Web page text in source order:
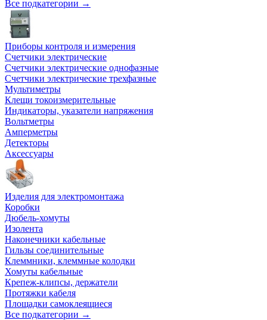
Все подкатегории →
Приборы контроля и измерения
Счетчики электрические
Счетчики электрические однофазные
Счетчики электрические трехфазные
Мультиметры
Клещи токоизмерительные
Индикаторы, указатели напряжения
Вольтметры
Амперметры
Детекторы
Аксессуары
Изделия для электромонтажа
Коробки
Дюбель-хомуты
Изолента
Наконечники кабельные
Гильзы соединительные
Клеммники, клеммные колодки
Хомуты кабельные
Крепеж-клипсы, держатели
Протяжки кабеля
Площадки самоклеящиеся
Все подкатегории →